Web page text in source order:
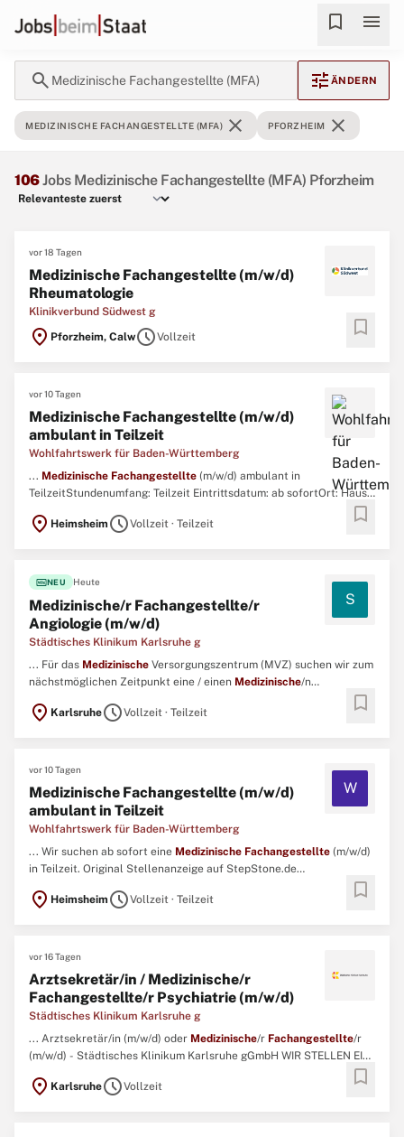
bookmark menu
search Medizinische Fachangestellte (MFA) tune ÄNDERN
MEDIZINISCHE FACHANGESTELLTE (MFA) close PFORZHEIM close
106Jobs Medizinische Fachangestellte (MFA) Pforzheim
vor 18 Tagen
Medizinische Fachangestellte (m/w/d)
Rheumatologie
Klinikverbund Südwest g
location_on Pforzheim, CalwscheduleVollzeit bookmark
vor 10 Tagen
Medizinische Fachangestellte (m/w/d)
ambulant in Teilzeit
Wohlfahrtswerk für Baden-Württemberg
... Medizinische Fachangestellte (m/w/d) ambulant in
TeilzeitStundenumfang: Teilzeit Eintrittsdatum: ab sofortOrt: Haus
Fachangestellte(m/w/d) in Teilzeit.Wir bieten Ihnen:Bezahlung
location_on Heimsheim scheduleVollzeit · Teilzeit bookmark
fiber_newNEU Heute
Medizinische/r Fachangestellte/r
Angiologie (m/w/d)
Städtisches Klinikum Karlsruhe g
S
... Für das Medizinische Versorgungszentrum (MVZ) suchen wir zum
nächstmöglichen Zeitpunkt eine / einen Medizinische/n
/n (m/w/d) in Teilzeit mit 28 Stunden in der 4-Tage-
Woche. Die Position ist zunächst für 24 Monate befristet zu
location_on KarlsruhescheduleVollzeit · Teilzeit bookmark
vor 10 Tagen
Medizinische Fachangestellte (m/w/d)
ambulant in Teilzeit
Wohlfahrtswerk für Baden-Württemberg
W
... Wir suchen ab sofort eine Medizinische Fachangestellte (m/w/d)
in Teilzeit. Original Stellenanzeige auf StepStone.de
location_on Heimsheim scheduleVollzeit · Teilzeit bookmark
vor 16 Tagen
Arztsekretär/in / Medizinische/r
Fachangestellte/r Psychiatrie (m/w/d)
Städtisches Klinikum Karlsruhe g
... Arztsekretär/in (m/w/d) oder Medizinische/r Fachangestellte/r
(m/w/d) - Städtisches Klinikum Karlsruhe gGmbH WIR STELLEN EIN!
location_on KarlsruhescheduleVollzeit bookmark